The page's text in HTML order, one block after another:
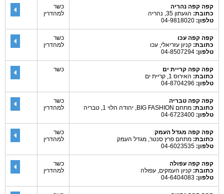
קפה קפה נהריה
כתובת: הגעתון 35, נהריה
טלפון:
כשר
למהדרין
קפה קפה עכו
כתובת: קניון עזריאלי, עכו
טלפון:
כשר
למהדרין
קפה קפה קריית ים
כתובת: האירוס 1, קריית ים
טלפון:
כשר
קפה קפה טבריה
כתובת: מתחם BIG FASHION, יהודה הלוי 1, טבריה
טלפון:
כשר
למהדרין
קפה קפה מגדל העמק
כתובת: מתחם פרץ סנטר, מגדל העמק
טלפון:
כשר
למהדרין
קפה קפה עפולה
כתובת: קניון העמקים, עפולה
טלפון:
כשר
למהדרין